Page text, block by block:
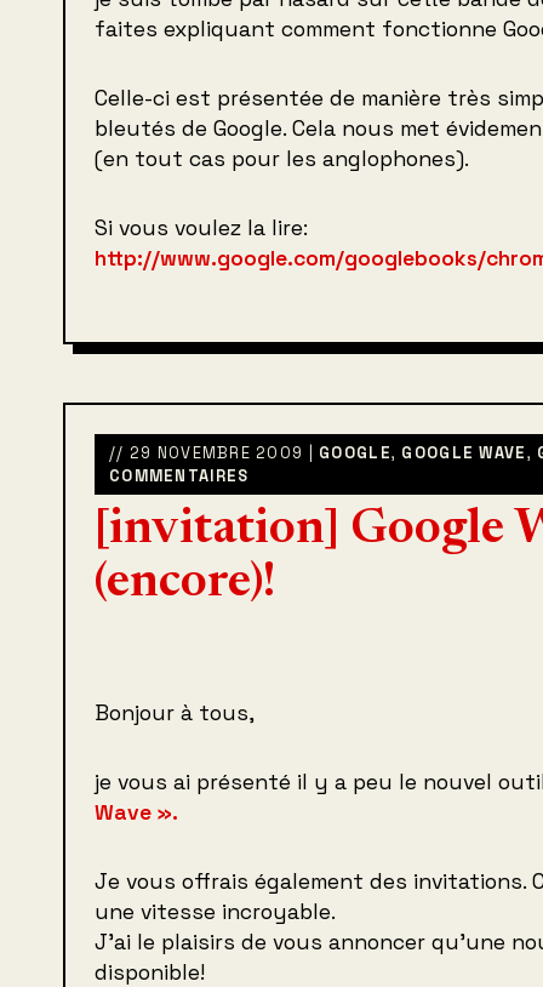
faites expliquant comment fonctionne
Celle-ci est présentée de manière très
bleutés de Google. Cela nous met
(en tout cas pour les anglophones).
Si vous voulez la lire:
http://www.google.com/googlebooks/
// 29 NOVEMBRE 2009 | GOOGLE, GOOGLE WAVE,
COMMENTAIRES
[invitation] Google
(encore)!
Bonjour à tous,
je vous ai présenté il y a peu le nouvel
Wave ».
Je vous offrais également des invitations.
une vitesse incroyable.
J’ai le plaisirs de vous annoncer qu’une
disponible!